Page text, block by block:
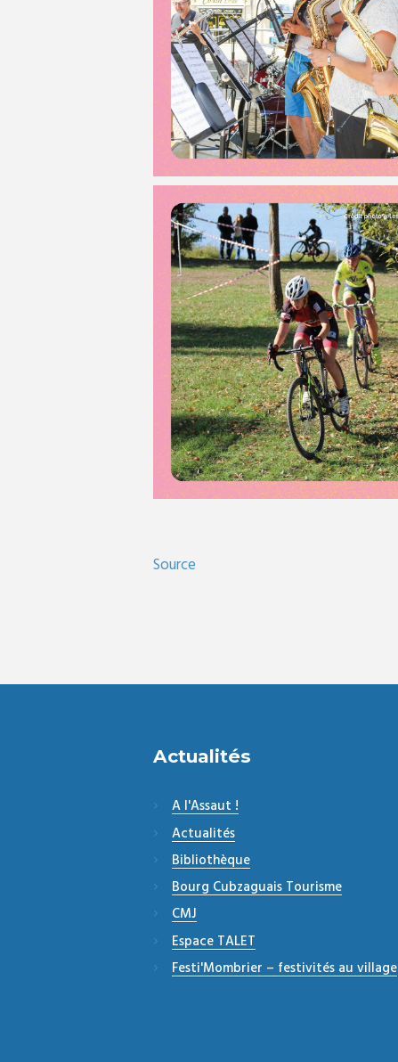
Source
Actualités
A l'Assaut !
Actualités
Bibliothèque
Bourg Cubzaguais Tourisme
CMJ
Espace TALET
Festi'Mombrier – festivités au village